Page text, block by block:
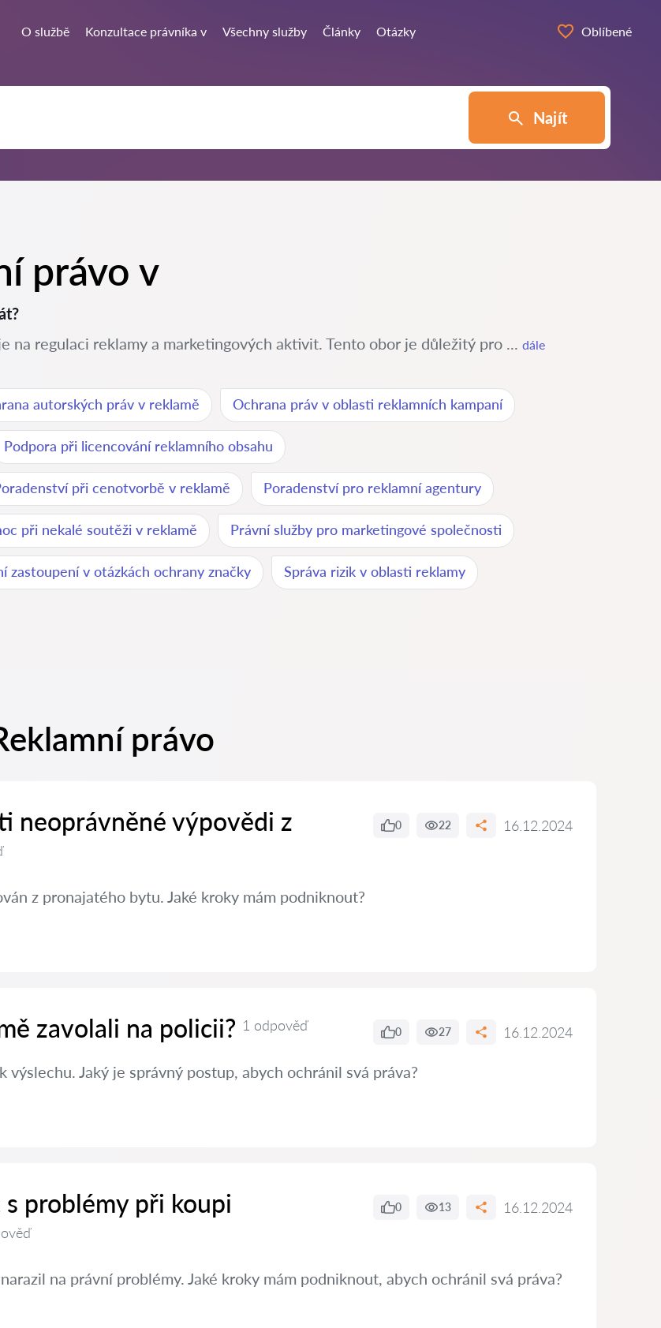
O službě Konzultace právníka v Všechny služby Články Otázky Oblíbené
Najít
právo v
na regulaci reklamy a marketingových aktivit. Tento obor je důležitý pro ... dále
autorských práv v reklamě Ochrana práv v oblasti reklamních kampaní
Podpora při licencování reklamního obsahu
při cenotvorbě v reklamě Poradenství pro reklamní agentury
při nekalé soutěži v reklamě Právní služby pro marketingové společnosti
zastoupení v otázkách ochrany značky Správa rizik v oblasti reklamy
právo
neoprávněné výpovědi z
0 22 16.12.2024
z pronajatého bytu. Jaké kroky mám podniknout?
zavolali na policii? 1 odpověď 0 27 16.12.2024
výslechu. Jaký je správný postup, abych ochránil svá práva?
problémy při koupi
0 13 16.12.2024
na právní problémy. Jaké kroky mám podniknout, abych ochránil svá práva?